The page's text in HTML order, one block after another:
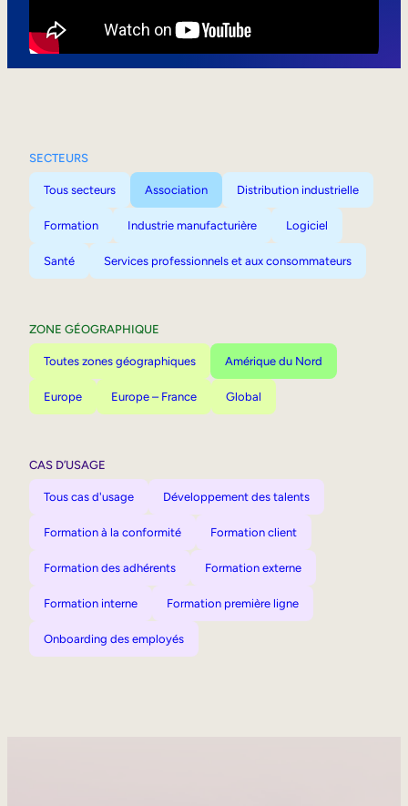
SECTEURS
Tous secteurs Association Distribution industrielle
Formation Industrie manufacturière Logiciel
Santé Services professionnels et aux consommateurs
ZONE GÉOGRAPHIQUE
Toutes zones géographiques Amérique du Nord
Europe Europe – France Global
CAS D’USAGE
Tous cas d'usage Développement des talents
Formation à la conformité Formation client
Formation des adhérents Formation externe
Formation interne Formation première ligne
Onboarding des employés